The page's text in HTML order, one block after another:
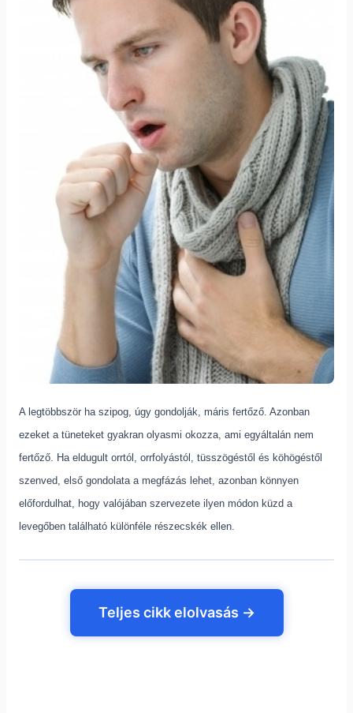
A legtöbbször ha szipog, úgy gondolják, máris fertőző. Azonban
ezeket a tüneteket gyakran olyasmi okozza, ami egyáltalán nem
fertőző. Ha eldugult orrtól, orrfolyástól, tüsszögéstől és köhögéstől
szenved, első gondolata a megfázás lehet, azonban könnyen
előfordulhat, hogy valójában szervezete ilyen módon küzd a
levegőben található különféle részecskék ellen.
Teljes cikk elolvasás →